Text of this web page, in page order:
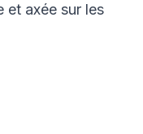
et axée sur les